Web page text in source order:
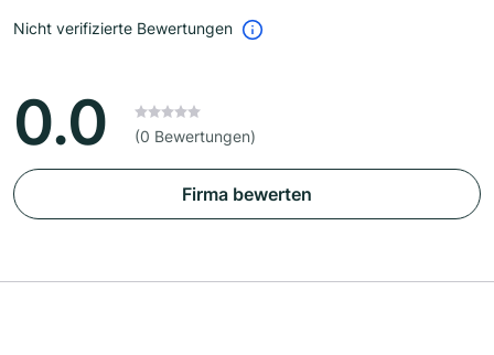
Nicht verifizierte Bewertungen
0.0 (0 Bewertungen)
Firma bewerten